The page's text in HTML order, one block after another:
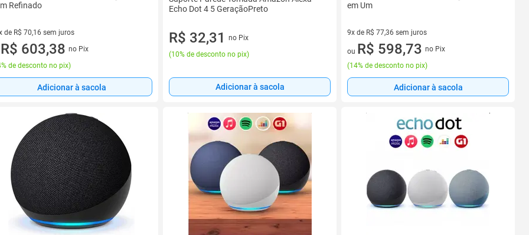
Refinado
de R$ 70,16 sem juros
vez de R$ 70,16 sem juros
R$ 603,38 no Pix
de desconto no pix)
Adicionar à sacola
Echo Dot 4 5 GeraçãoPreto
R$ 32,31
no Pix
(10% de desconto no pix)
Adicionar à sacola
em Um
9x de R$ 77,36 sem juros
9 vez de R$ 77,36 sem juros
ou R$ 598,73 no Pix
(14% de desconto no pix)
Adicionar à sacola